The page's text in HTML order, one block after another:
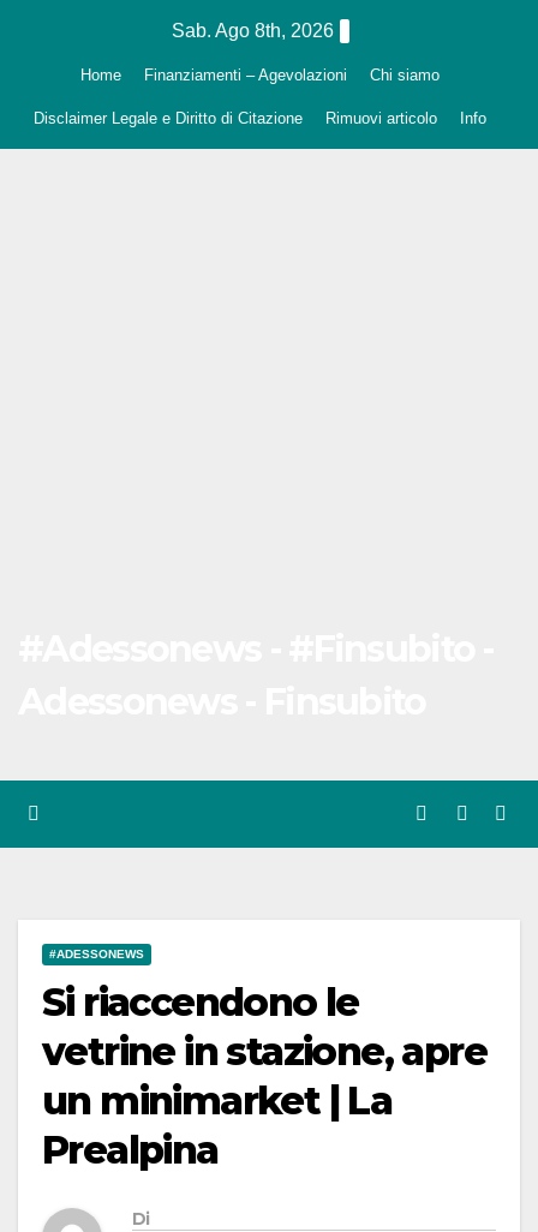
Sab. Ago 8th, 2026
Home Finanziamenti – Agevolazioni Chi siamo
Disclaimer Legale e Diritto di Citazione Rimuovi articolo Info
#ADESSONEWS
Si riaccendono le
vetrine in stazione, apre
un minimarket | La
Prealpina
Di